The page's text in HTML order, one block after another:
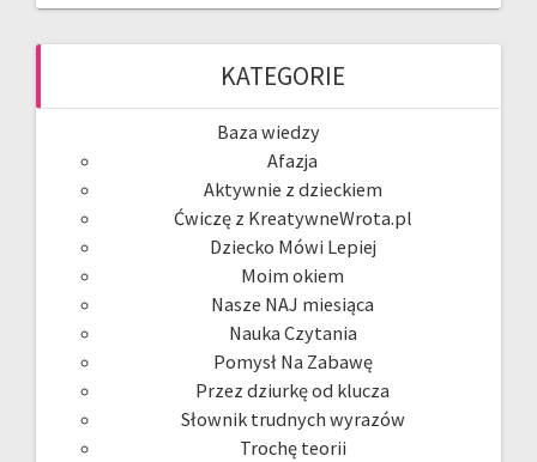
KATEGORIE
Baza wiedzy
Afazja
Aktywnie z dzieckiem
Ćwiczę z KreatywneWrota.pl
Dziecko Mówi Lepiej
Moim okiem
Nasze NAJ miesiąca
Nauka Czytania
Pomysł Na Zabawę
Przez dziurkę od klucza
Słownik trudnych wyrazów
Trochę teorii